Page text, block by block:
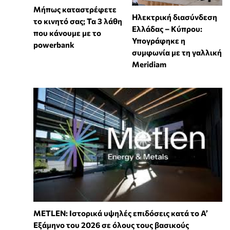
Μήπως καταστρέφετε
το κινητό σας; Τα 3 λάθη
που κάνουμε με το
powerbank
Ηλεκτρική διασύνδεση
Ελλάδας – Κύπρου:
Υπογράφηκε η
συμφωνία με τη γαλλική
Meridiam
METLEN: Ιστορικά υψηλές επιδόσεις κατά το Α’
Εξάμηνο του 2026 σε όλους τους βασικούς